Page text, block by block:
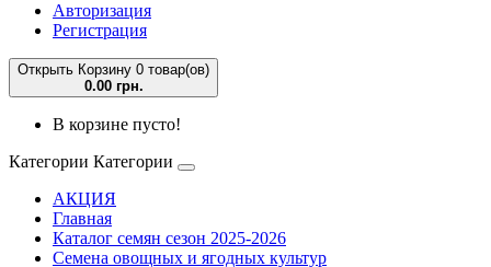
Авторизация
Регистрация
Открыть Корзину 0 товар(ов)
0.00 грн.
В корзине пусто!
Категории Категории
АКЦИЯ
Главная
Каталог семян сезон 2025-2026
Семена овощных и ягодных культур